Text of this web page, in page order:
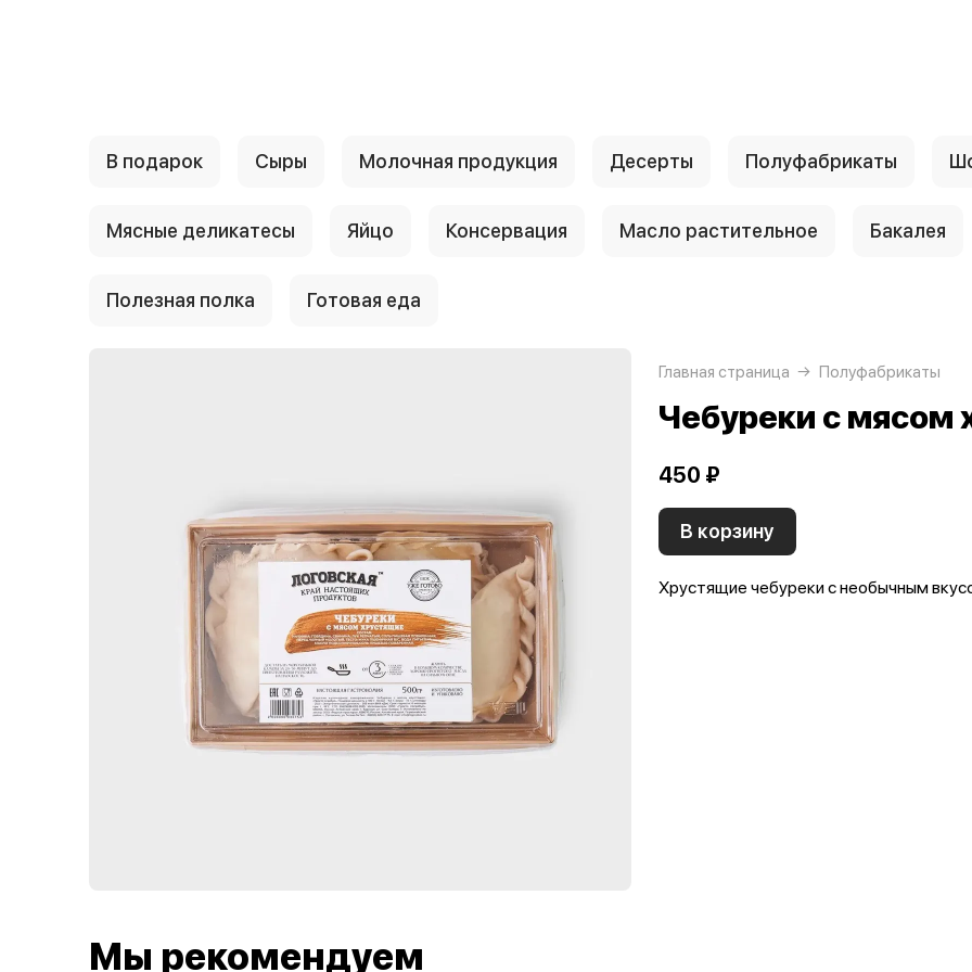
В подарок Сыры Молочная продукция Десерты Полуфабрикаты
Мясные деликатесы Яйцо Консервация Масло растительное Бакалея
Полезная полка Готовая еда
Главная страница Полуфабрикаты
Чебуреки с мясом
450 ₽
В корзину
Хрустящие чебуреки с необычным
Мы рекомендуем